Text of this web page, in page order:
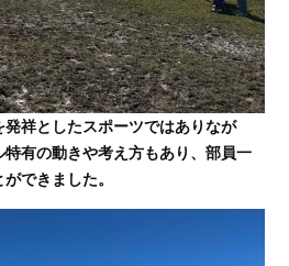
祥としたスポーツではありなが
有の動きや考え方もあり、部員一
できました。